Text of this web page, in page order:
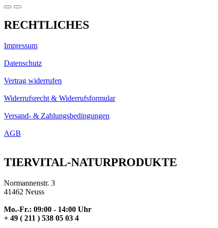
RECHTLICHES
Impressum
Datenschutz
Vertrag widerrufen
Widerrufsrecht & Widerrufsformular
Versand- & Zahlungsbedingungen
AGB
TIERVITAL-NATURPRODUKTE
Normannenstr. 3
41462 Neuss
Mo.-Fr.: 09:00 - 14:00 Uhr
+ 49 ( 211 ) 538 05 03 4